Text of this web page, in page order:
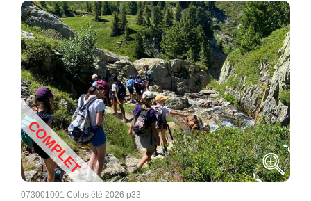
COMPLET
073001001 Colos été 2026 p33